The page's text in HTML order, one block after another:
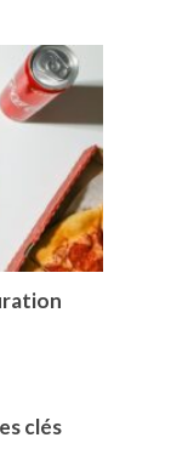
clés